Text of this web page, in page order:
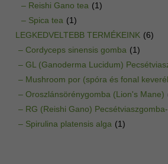
– Reishi Gano tea (1)
– Spica tea (1)
LEGKEDVELTEBB TERMÉKEINK (6)
– Cordyceps sinensis gomba (1)
– GL (Ganoderma Lucidum)
– Mushroom por (spóra és fonal
– Oroszlánsörénygomba (Lion's Mane)
– RG (Reishi Gano)
– Spirulina platensis alga (1)